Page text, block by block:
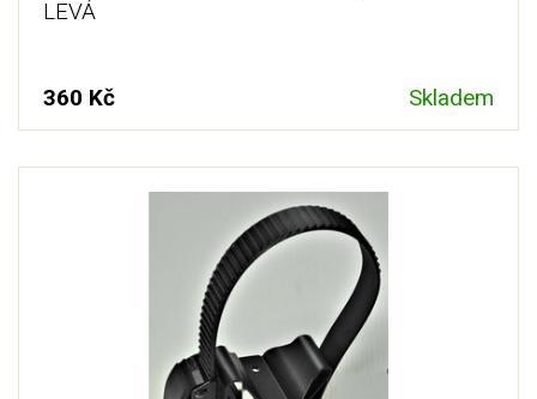
LEVÁ
360 Kč Skladem